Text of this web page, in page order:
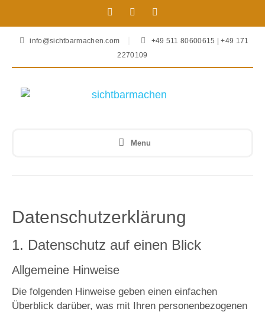
info@sichtbarmachen.com
+49 511 80600615 | +49 171
2270109
Menu
Datenschutzerklärung
1. Datenschutz auf einen Blick
Allgemeine Hinweise
Die folgenden Hinweise geben einen einfachen
Überblick darüber, was mit Ihren personenbezogenen